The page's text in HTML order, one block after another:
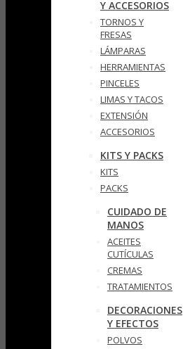
Y ACCESORIOS
TORNOS Y
FRESAS
LÁMPARAS
HERRAMIENTAS
PINCELES
LIMAS Y TACOS
EXTENSIÓN
ACCESORIOS
KITS Y PACKS
KITS
PACKS
CUIDADO DE
MANOS
ACEITES
CUTÍCULAS
CREMAS
TRATAMIENTOS
DECORACIONES
Y EFECTOS
POLVOS